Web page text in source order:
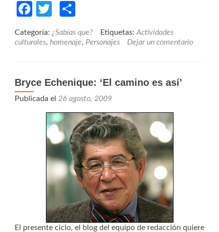
Facebook
Twitter
Categoría: ¿Sabías que? Etiquetas: Actividades
culturales, homenaje, Personajes Dejar un comentario
Bryce Echenique: ‘El camino es así’
Publicada el 26 agosto, 2009
El presente ciclo, el blog del equipo de redacción quiere